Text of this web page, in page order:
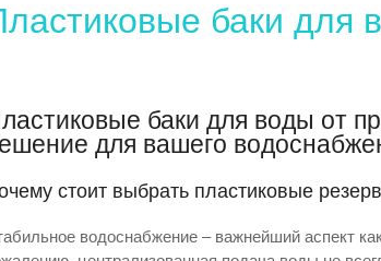
баки для
баки для воды от
для вашего
стоит выбрать пластиковые
водоснабжение – важнейший аспект